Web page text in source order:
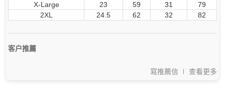
X-Large
23 59 31
79
2XL
24.5 62 32 82
客户推薦
寫推薦信 查看更多